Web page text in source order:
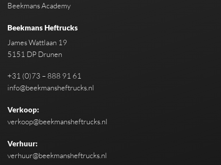
Beekmans Academy
Beekmans Heftrucks
James Wattlaan 19
5151 DP Drunen
+31 (0)73 – 888 91 61
info@beekmansheftrucks.nl
Verkoop:
verkoop@beekmansheftrucks.nl
Verhuur:
verhuur@beekmansheftrucks.nl